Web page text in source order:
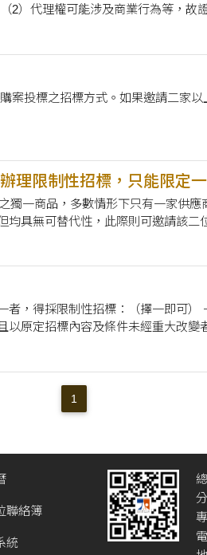
案投標之招標方式。如果邀請二家
理限制性招標，只能限定
獨一商品，多數情形下只有一家供
具無可替代性，此際則可邀請該二
，得採限制性招標：（擇一即可）
原定招標內容及條件未經重大改
有不可預見之緊急事故，致無法以
1
聯絡簿
統